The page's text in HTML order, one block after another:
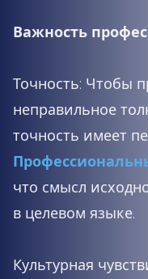
Важность
Точность: Чтобы
неправильное
точность имеет
что смысл
в целевом языке.
Культурная